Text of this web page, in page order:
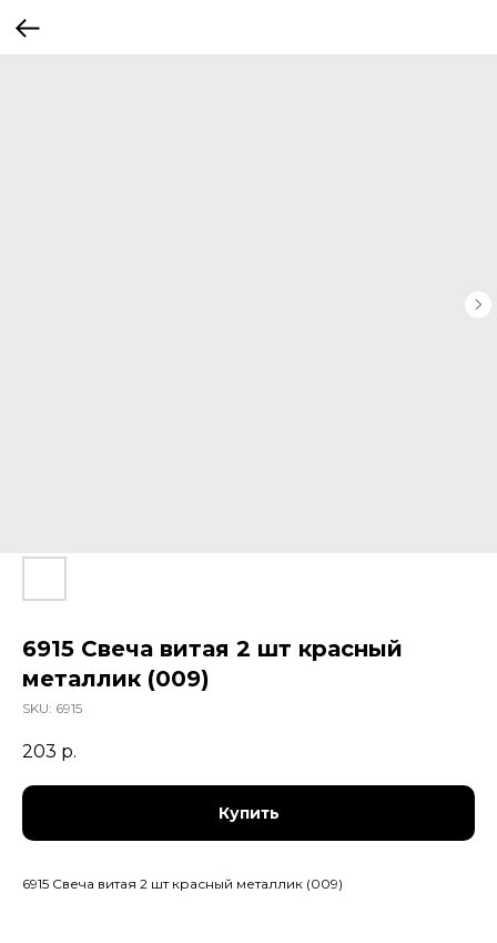
6915 Свеча витая 2 шт красный
металлик (009)
SKU: 6915
203 р.
Купить
6915 Свеча витая 2 шт красный металлик (009)